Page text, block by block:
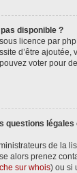
disponible ?
licence par
d’être ajoutée,
voter pour
questions
de la
alors prenez
sur whois) ou si